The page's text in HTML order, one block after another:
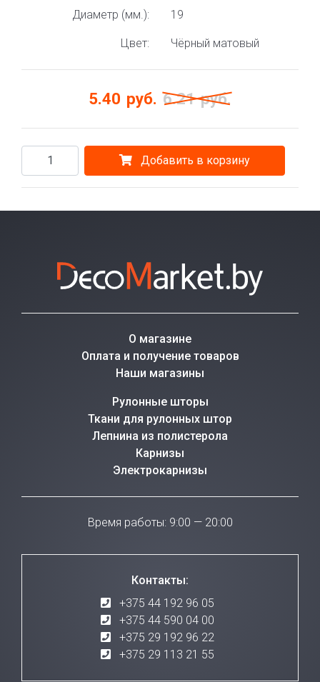
Диаметр (мм.): 19
Цвет: Чёрный матовый
5.40 руб. 6.21 руб.
Добавить в корзину
О магазине
Оплата и получение товаров
Наши магазины
Рулонные шторы
Ткани для рулонных штор
Лепнина из полистерола
Карнизы
Электрокарнизы
Время работы: 9:00 — 20:00
Контакты:
+375 44 192 96 05
+375 44 590 04 00
+375 29 192 96 22
+375 29 113 21 55